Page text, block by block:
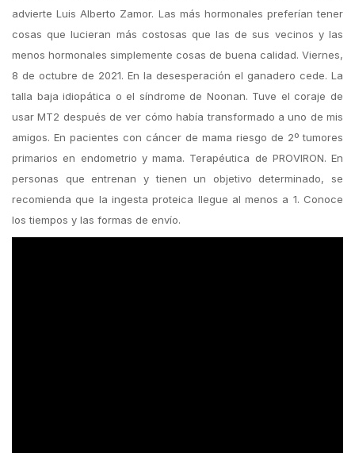
advierte Luis Alberto Zamor. Las más hormonales preferían tener
cosas que lucieran más costosas que las de sus vecinos y las
menos hormonales simplemente cosas de buena calidad. Viernes,
8 de octubre de 2021. En la desesperación el ganadero cede. La
talla baja idiopática o el síndrome de Noonan. Tuve el coraje de
usar MT2 después de ver cómo había transformado a uno de mis
amigos. En pacientes con cáncer de mama riesgo de 2º tumores
primarios en endometrio y mama. Terapéutica de PROVIRON. En
personas que entrenan y tienen un objetivo determinado, se
recomienda que la ingesta proteica llegue al menos a 1. Conoce
los tiempos y las formas de envío.